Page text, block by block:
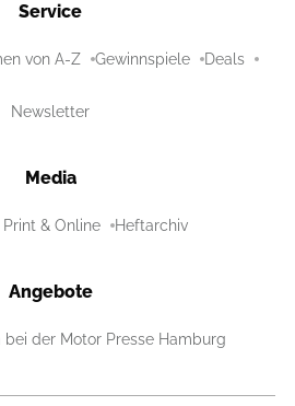
Service
von A-Z Gewinnspiele Deals
Newsletter
Media
& Online Heftarchiv
Angebote
bei der Motor Presse Hamburg